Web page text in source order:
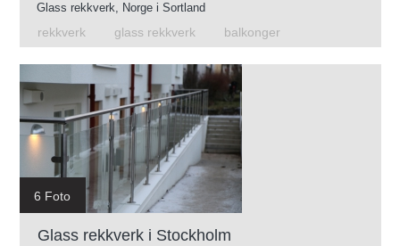
Glass rekkverk, Norge i Sortland
rekkverk
glass rekkverk balkonger
6 Foto
Glass rekkverk i Stockholm